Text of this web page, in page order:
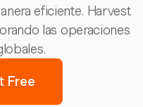
eficiente. Harvest
las operaciones
Free